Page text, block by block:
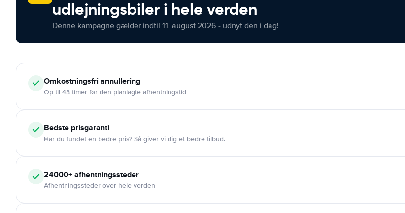
udlejningsbiler i hele verden
Denne kampagne gælder indtil 11. august 2026 - udnyt den i dag!
Omkostningsfri annullering
Op til 48 timer før den planlagte afhentningstid
Bedste prisgaranti
Har du fundet en bedre pris? Så giver vi dig et bedre tilbud.
24000+afhentningssteder
Afhentningssteder over hele verden